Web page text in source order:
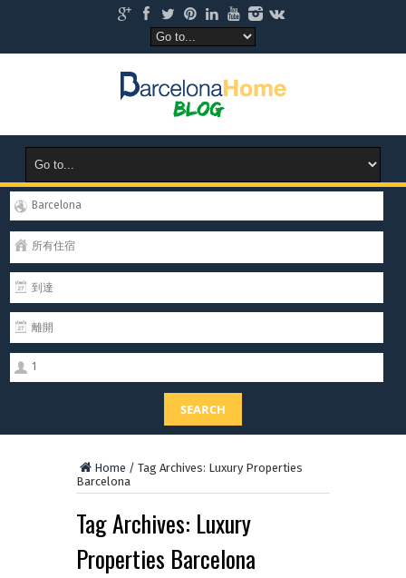
Barcelona
所有住宿
1
SEARCH
Home / Tag Archives: Luxury Properties
Barcelona
Tag Archives: Luxury
Properties Barcelona